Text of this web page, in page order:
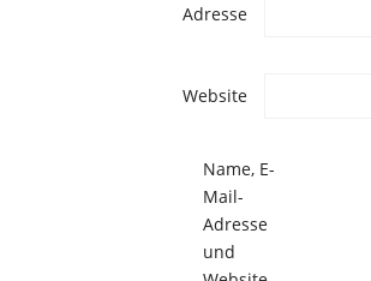
Adresse
Website
Name, E-
Mail-
Adresse
und